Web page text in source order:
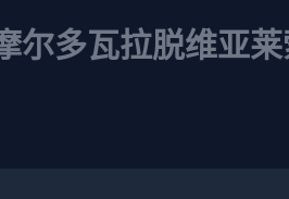
尔多瓦拉脱维亚